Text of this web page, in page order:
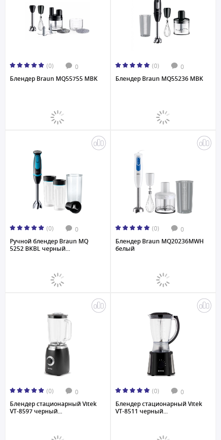
(0) 0
Блендер Braun MQ55755 MBK
(0) 0
Блендер Braun MQ55236 MBK
(0) 0
Ручной блендер Braun MQ
5252 BKBL черный...
(0) 0
Блендер Braun MQ20236MWH
белый
(0) 0
Блендер стационарный Vitek
VT-8597 черный...
(0) 0
Блендер стационарный Vitek
VT-8511 черный...